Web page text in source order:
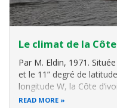
Le climat de la
Par M. Eldin, 1971.
et le 11” degré de
longitude W, la Côte
climatiques principales
READ MORE